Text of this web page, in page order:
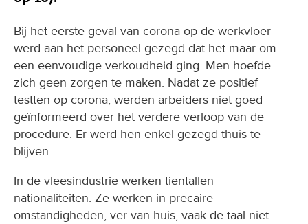
Bij het eerste geval van corona op de werkvloer
werd aan het personeel gezegd dat het maar om
een eenvoudige verkoudheid ging. Men hoefde
zich geen zorgen te maken. Nadat ze positief
testten op corona, werden arbeiders niet goed
geïnformeerd over het verdere verloop van de
procedure. Er werd hen enkel gezegd thuis te
blijven.
In de vleesindustrie werken tientallen
nationaliteiten. Ze werken in precaire
omstandigheden, ver van huis, vaak de taal niet